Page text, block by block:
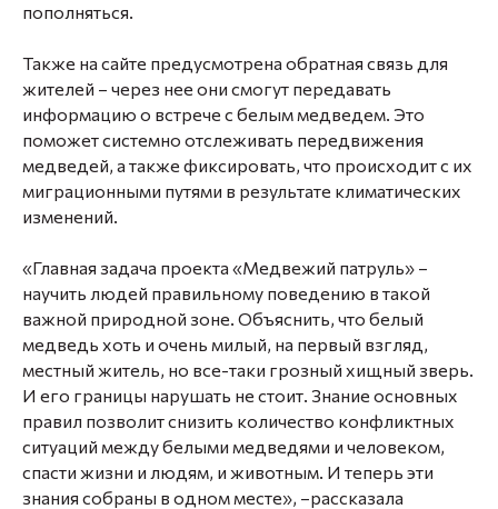
пополняться.
Также на сайте предусмотрена обратная связь для
жителей – через нее они смогут передавать
информацию о встрече с белым медведем. Это
поможет системно отслеживать передвижения
медведей, а также фиксировать, что происходит с их
миграционными путями в результате климатических
изменений.
«Главная задача проекта «Медвежий патруль» –
научить людей правильному поведению в такой
важной природной зоне. Объяснить, что белый
медведь хоть и очень милый, на первый взгляд,
местный житель, но все-таки грозный хищный зверь.
И его границы нарушать не стоит. Знание основных
правил позволит снизить количество конфликтных
ситуаций между белыми медведями и человеком,
спасти жизни и людям, и животным. И теперь эти
знания собраны в одном месте», –рассказала